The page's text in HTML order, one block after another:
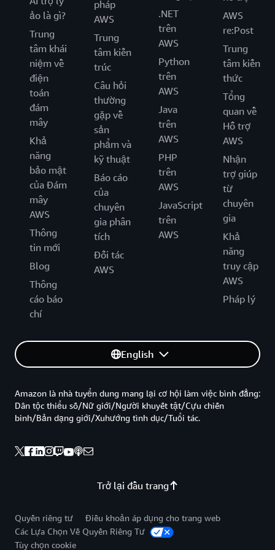
ảo là gì?
Trung
tâm khái
niệm về
điện
toán
đám
mây
Khả
năng
bảo mật
của Đám
mây
AWS
Thông
tin mới
Blog
Thông
cáo báo
chí
pháp
AWS
Trung
tâm kiến
trúc
Câu hỏi
thường
gặp về
sản
phẩm và
kỹ thuật
Báo cáo
của
chuyên
gia phân
tích
Đối tác
AWS
.NET
trên
AWS
Python
trên
AWS
Java
trên
AWS
PHP
trên
AWS
JavaScript
trên
AWS
AWS
re:Post
Trung
tâm kiến
thức
Tổng
quan về
Hỗ trợ
AWS
Nhận
trợ giúp
từ
chuyên
gia
Khả
năng
truy cập
AWS
Pháp lý
English
Trở lại đầu trang
Amazon là nhà tuyển dung mang lại cơ hội làm việc bình đẳng:
Dân tộc thiểu số/Nữ giới/Người khuyết tật/Cựu chiến
binh/Bản dạng giới/Xuhướng tình dục/Tuổi tác.
Quyền riêng tư
Điều khoản áp dụng cho trang web
Các Lựa Chọn Về Quyền Riêng Tư
Tùy chọn cookie